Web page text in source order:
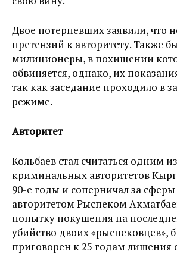
Двое потерпевших заявили, что
претензий к авторитету. Также
милиционеры, в похищении
обвиняется, однако, их
так как заседание проходило в
режиме.
Авторитет
Кольбаев стал считаться одним
криминальных авторитетов
90-е годы и соперничал за
авторитетом Рыспеком
попытку покушения на
убийство двоих «рыспековцев»,
приговорен к 25 годам лишения